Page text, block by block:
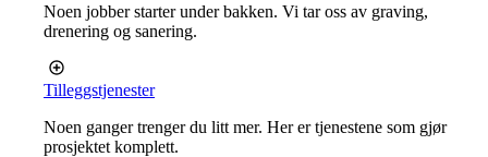
Noen jobber starter under bakken. Vi tar oss av graving,
drenering og sanering.
Tilleggstjenester
Noen ganger trenger du litt mer. Her er tjenestene som gjør
prosjektet komplett.